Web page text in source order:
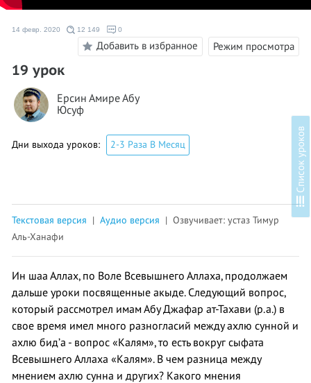
14 февр. 2020 12 149 0
Добавить в избранное Режим просмотра
19 урок
Ерсин Амире Абу
Юсуф
Дни выхода уроков: 2-3 Раза В Месяц в
Текстовая версия | Аудио версия | Озвучивает: устаз Тимур
Аль-Ханафи
Ин шаа Аллах, по Воле Всевышнего Аллаха, продолжаем
дальше уроки посвященные акыде. Следующий вопрос,
который рассмотрел имам Абу Джафар ат-Тахави (р.а.) в
свое время имел много разногласий между ахлю сунной и
ахлю бид’а - вопрос «Калям», то есть вокруг сыфата
Всевышнего Аллаха «Калям». В чем разница между
мнением ахлю сунна и других? Какого мнения